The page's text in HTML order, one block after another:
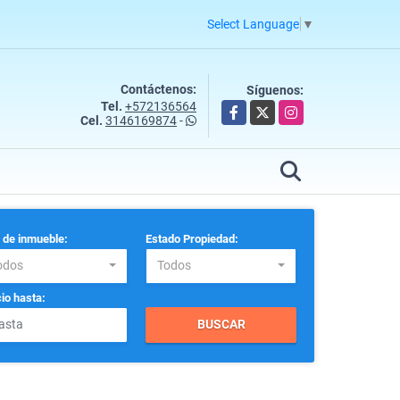
Select Language ▼
Contáctenos:
Tel. +572136564
Cel. 3146169874-
Síguenos:
Facebook
X Instagram
de inmueble: Estado Propiedad:
Todos
hasta:
BUSCAR